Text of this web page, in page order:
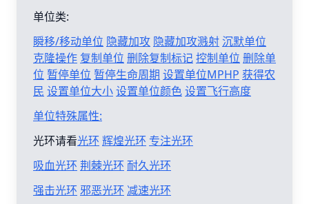
单位类:
瞬移/移动单位 隐藏加攻 隐藏加攻溅射沉默单位
克隆操作 复制单位 删除复制标记控制单位 删除单
位 暂停单位 暂停生命周期 设置单位MPHP 获得农
民 设置单位大小设置单位颜色设置飞行高度
单位特殊属性:
光环请看光环 辉煌光环 专注光环
吸血光环 荆棘光环 耐久光环
强击光环 邪恶光环 减速光环